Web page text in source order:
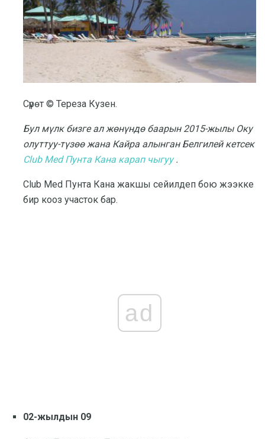
Сүрөт © Тереза ​​Кузен.
Бул мүлк бизге ал жөнүндө баарын 2015-жылы Оку
олуттуу-түзөө жана Кайра алынган Белгилей кетсек
Club Med Пунта Кана карап чыгуу.
Club Med Пунта Кана жакшы сейилдеп бою жээкке
бир кооз участок бар.
ad
02-жылдын 09